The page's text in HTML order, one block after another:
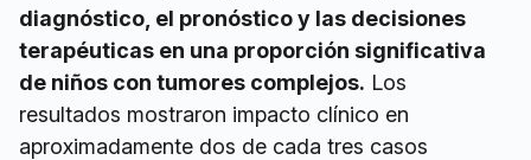
diagnóstico, el pronóstico y las decisiones
terapéuticas en una proporción significativa
de niños con tumores complejos. Los
resultados mostraron impacto clínico en
aproximadamente dos de cada tres casos